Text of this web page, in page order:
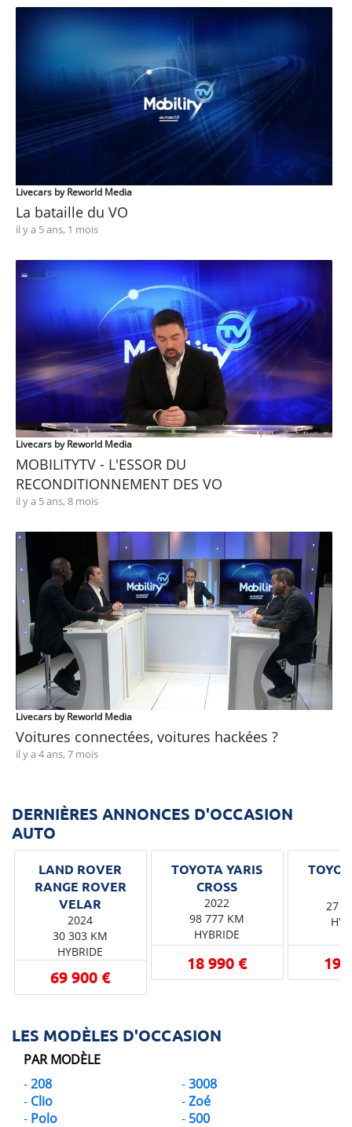
Livecars by Reworld Media
La bataille du VO
il y a 5 ans, 1 mois
Livecars by Reworld Media
MOBILITYTV - L'ESSOR DU
RECONDITIONNEMENT DES VO
il y a 5 ans, 8 mois
Livecars by Reworld Media
Voitures connectées, voitures hackées ?
il y a 4 ans, 7 mois
DERNIÈRES ANNONCES D'OCCASION
AUTO
LAND ROVER
RANGE ROVER
2024
30 303 KM
HYBRIDE
69 900 €
TOYOTA YARIS
2022
98 777 KM
HYBRIDE
18 990 €
27
19
LES MODÈLES D'OCCASION
PAR MODÈLE
208
Clio
Polo
3008
Zoé
500